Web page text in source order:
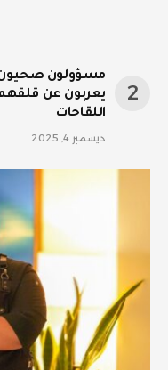
مسؤولون صحيون
يعربون عن
اللقاحات
ديسمبر 4, 2025